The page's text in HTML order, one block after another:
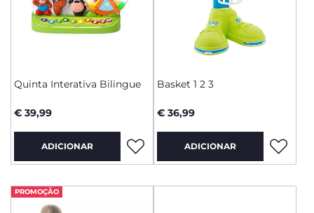
Quinta Interativa Bilingue
€ 39,99
ADICIONAR
Basket 1 2 3
€ 36,99
ADICIONAR
PROMOÇÃO